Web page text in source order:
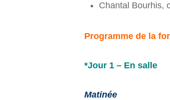
Chantal Bourhis,
Programme de la
*Jour 1 – En salle
Matinée